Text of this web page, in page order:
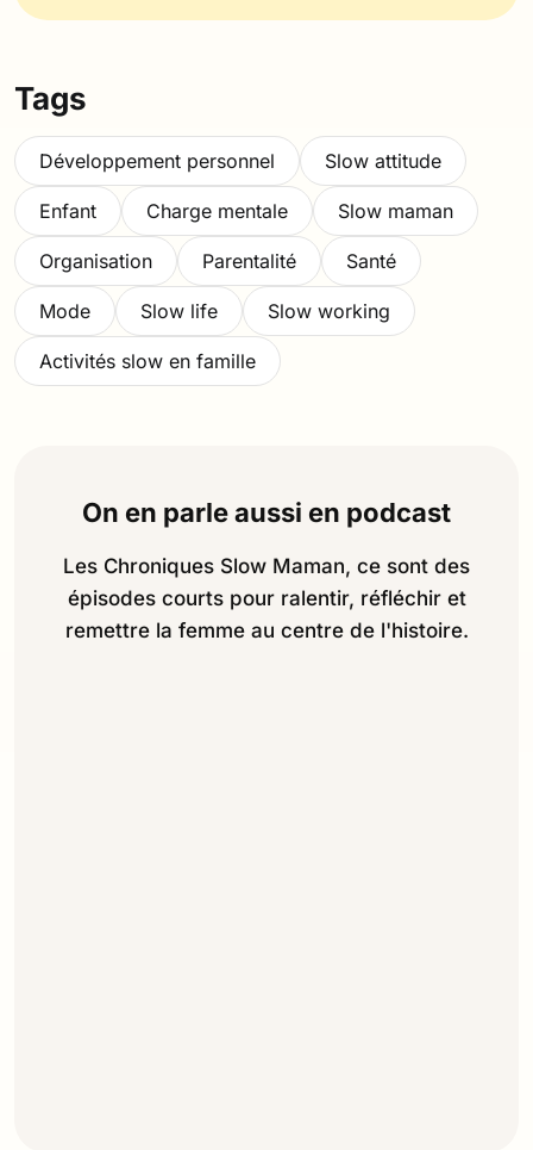
Tags
Développement personnel Slow attitude
Enfant Charge mentale Slow maman
Organisation Parentalité Santé
Mode Slow life Slow working
Activités slow en famille
On en parle aussi en podcast
Les Chroniques Slow Maman, ce sont des
épisodes courts pour ralentir, réfléchir et
remettre la femme au centre de l'histoire.